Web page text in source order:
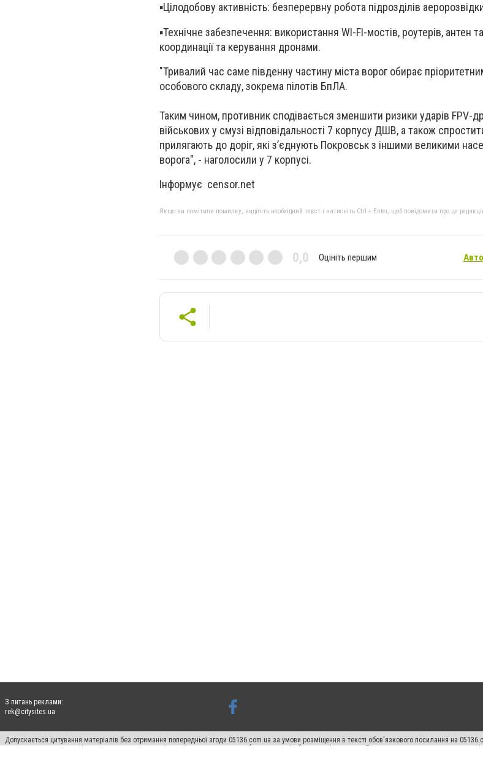
▪️Цілодобову активність: безперервну робота підрозділів
▪️Технічне забезпечення: використання WI-FI-мостів, роутерів, антен
координації та керування дронами.
"Тривалий час саме південну частину міста ворог обирає
особового складу, зокрема пілотів БпЛА.
Таким чином, противник сподівається зменшити ризики ударів FPV-
військових у смузі відповідальності 7 корпусу ДШВ, а також
прилягають до доріг, які зʼєднують Покровськ з іншими великими
ворога", - наголосили у 7 корпусі.
Інформує censor.net
Якщо ви помітили помилку, виділіть необхідний текст і натисніть Ctrl + Enter, щоб повідомити про це
0,0 Оцініть першим
З питань реклами:
rek@citysites.ua
Допускається цитування матеріалів без отримання попередньої згоди 05136.com.ua за умови розміщення в тексті обов'язкового посилання на
для пошукових систем гіперпосилання на цитовані статті не нижче другого абзацу в тексті або в якості джерела. Порушення виняткових прав